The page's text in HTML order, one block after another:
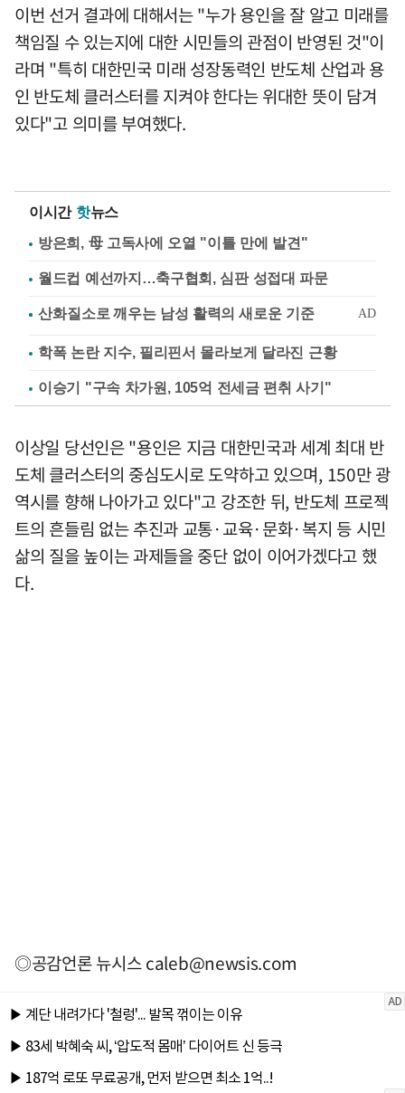
이번 선거 결과에 대해서는 "누가 용인을 잘 알고 미래를
책임질 수 있는지에 대한 시민들의 관점이 반영된 것"이
라며 "특히 대한민국 미래 성장동력인 반도체 산업과 용
인 반도체 클러스터를 지켜야 한다는 위대한 뜻이 담겨
있다"고 의미를 부여했다.
이시간 핫뉴스
방은희, 母 고독사에 오열 "이틀 만에 발견"
월드컵 예선까지…축구협회, 심판 성접대 파문
학폭 논란 지수, 필리핀서 몰라보게 달라진 근황
이승기 "구속 차가원, 105억 전세금 편취 사기"
이상일 당선인은 "용인은 지금 대한민국과 세계 최대 반
도체 클러스터의 중심도시로 도약하고 있으며, 150만 광
역시를 향해 나아가고 있다"고 강조한 뒤, 반도체 프로젝
트의 흔들림 없는 추진과 교통·교육·문화·복지 등 시민
삶의 질을 높이는 과제들을 중단 없이 이어가겠다고 했
다.
◎공감언론 뉴시스caleb@newsis.com